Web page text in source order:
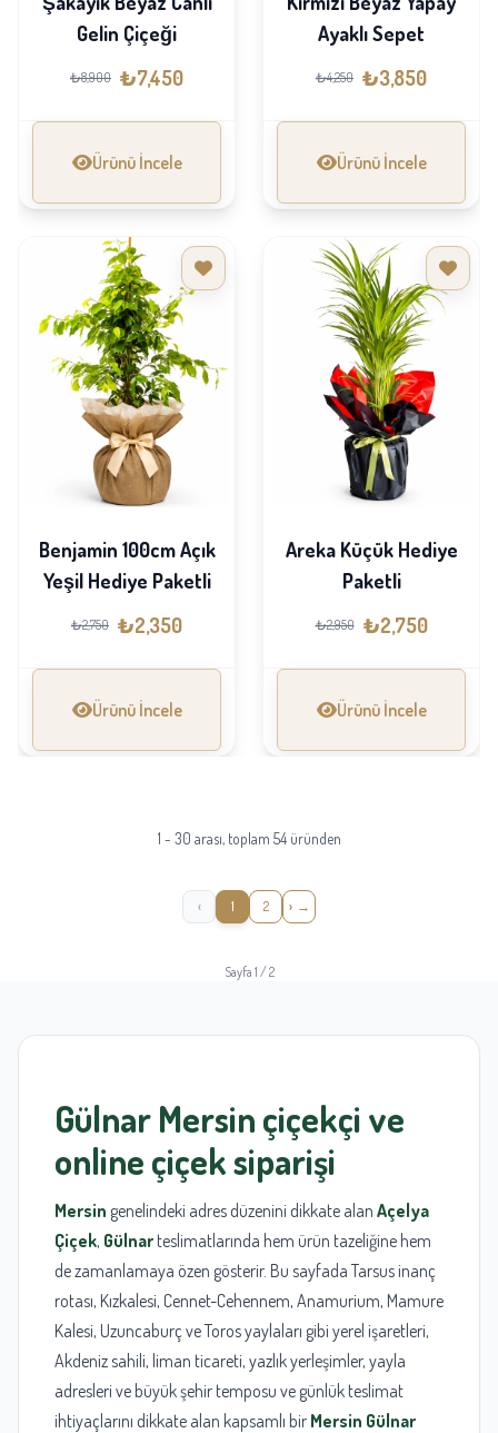
Gelin Çiçeği
₺8,900 ₺7,450
Ürünü İncele
Ayaklı Sepet
₺4,250 ₺3,850
Ürünü İncele
Benjamin 100cm Açık
Yeşil Hediye Paketli
₺2,750 ₺2,350
Ürünü İncele
Areka Küçük Hediye
Paketli
₺2,950 ₺2,750
Ürünü İncele
1 - 30 arası, toplam 54 üründen
‹ 1 2 ›
Sayfa 1 / 2
GülnarMersinçiçekçive
online çiçek siparişi
Mersin genelindeki adres düzenini dikkate alan Açelya
Çiçek, Gülnar teslimatlarında hem ürün tazeliğine hem
de zamanlamaya özen gösterir. Bu sayfada Tarsus inanç
rotası, Kızkalesi, Cennet-Cehennem, Anamurium, Mamure
Kalesi, Uzuncaburç ve Toros yaylaları gibi yerel işaretleri,
Akdeniz sahili, liman ticareti, yazlık yerleşimler, yayla
adresleri ve büyük şehir temposu ve günlük teslimat
ihtiyaçlarını dikkate alan kapsamlı bir Mersin Gülnar